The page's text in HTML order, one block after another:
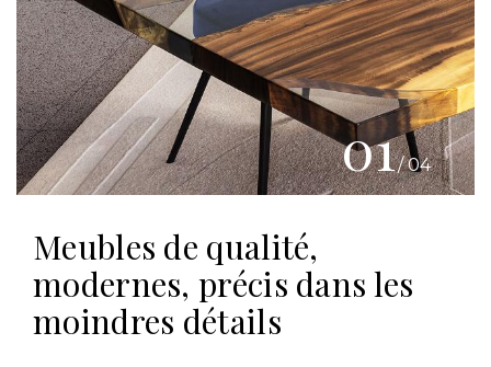
01/ 04
Meubles de qualité,
modernes, précis dans les
moindres détails